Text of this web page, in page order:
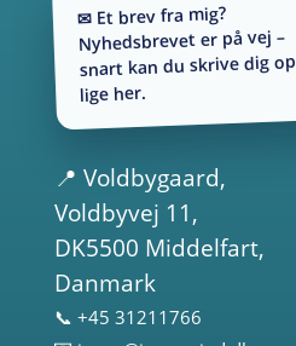
✉ Et brev fra mig?
Nyhedsbrevet er på vej –
snart kan du skrive dig op
lige her.
📍 Voldbygaard,
Voldbyvej 11,
DK5500 Middelfart,
Danmark
📞 +45 31211766